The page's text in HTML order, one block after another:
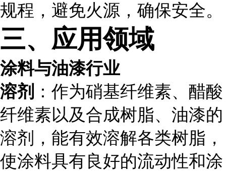
规程，避免火源，确保安全。
三、应用领域
涂料与油漆行业
溶剂 ：作为硝基纤维素、醋酸
纤维素以及合成树脂、油漆的
溶剂，能有效溶解各类树脂，
使涂料具有良好的流动性和涂